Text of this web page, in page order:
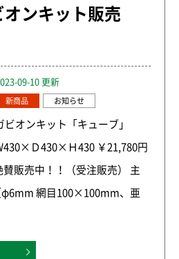
ンキット販売
09-10 更新
新商品 お知らせ
ビオンキット「キューブ」
Ｄ430×Ｈ430 ￥21,780円
賛販売中！！（受注販売） 主
網目100×100mm、亜